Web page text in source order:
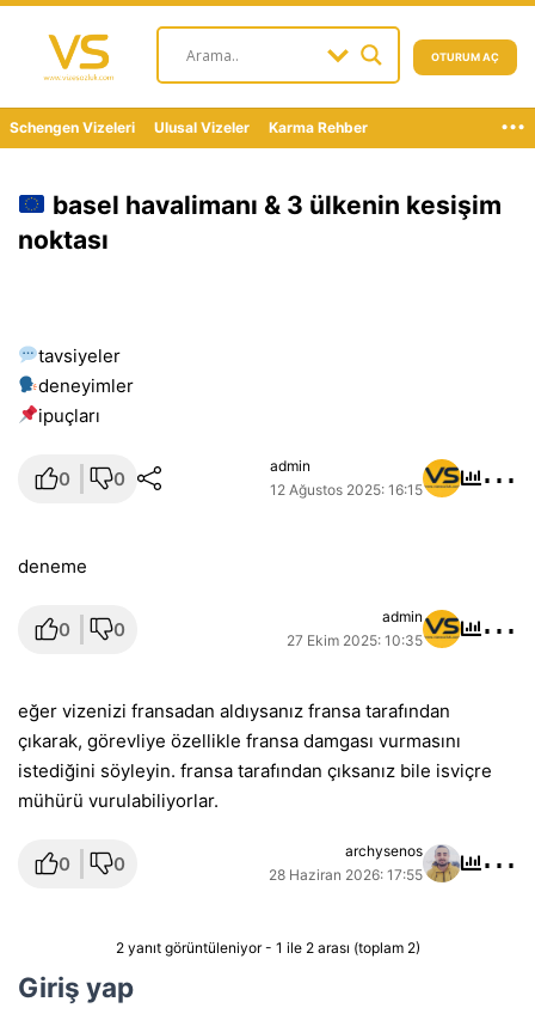
OTURUM AÇ
Schengen Vizeleri Ulusal Vizeler Karma Rehber ...
basel havalimanı & 3 ülkenin kesişim
noktası
tavsiyeler
deneyimler
i̇puçları
0 0
admin
12 Ağustos 2025: 16:15
⋯
deneme
0 0
admin
27 Ekim 2025: 10:35
⋯
eğer vizenizi fransadan aldıysanız fransa tarafından
çıkarak, görevliye özellikle fransa damgası vurmasını
istediğini söyleyin. fransa tarafından çıksanız bile isviçre
mühürü vurulabiliyorlar.
0 0
archysenos
28 Haziran 2026: 17:55
⋯
2 yanıt görüntüleniyor - 1 ile 2 arası (toplam 2)
Giriş yap